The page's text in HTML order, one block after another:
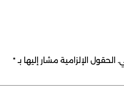
الحقول الإلزامية مشار إليها بـ *